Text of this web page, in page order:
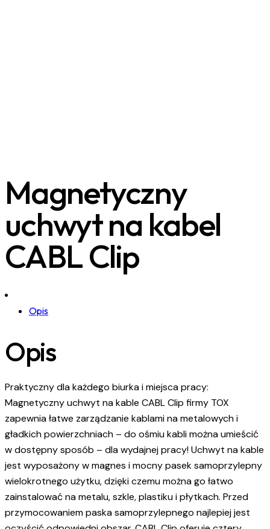
Magnetyczny
uchwyt na kabel
CABL Clip
Opis
Opis
Praktyczny dla każdego biurka i miejsca pracy:
Magnetyczny uchwyt na kable CABL Clip firmy TOX
zapewnia łatwe zarządzanie kablami na metalowych i
gładkich powierzchniach – do ośmiu kabli można umieścić
w dostępny sposób – dla wydajnej pracy! Uchwyt na kable
jest wyposażony w magnes i mocny pasek samoprzylepny
wielokrotnego użytku, dzięki czemu można go łatwo
zainstalować na metalu, szkle, plastiku i płytkach. Przed
przymocowaniem paska samoprzylepnego najlepiej jest